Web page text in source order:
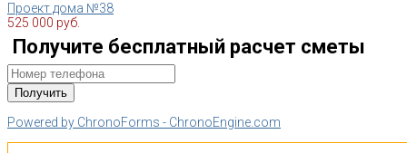
Проект дома №38
525 000 руб.
Получите бесплатный расчет сметы
Powered by ChronoForms - ChronoEngine.com